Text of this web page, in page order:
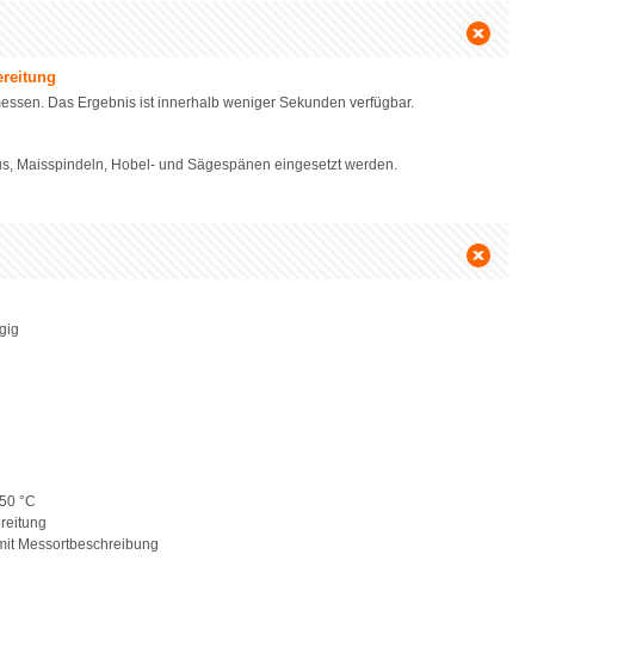
Das Ergebnis ist innerhalb weniger Sekunden verfügbar.
Maisspindeln, Hobel- und Sägespänen eingesetzt werden.
°C
Messortbeschreibung